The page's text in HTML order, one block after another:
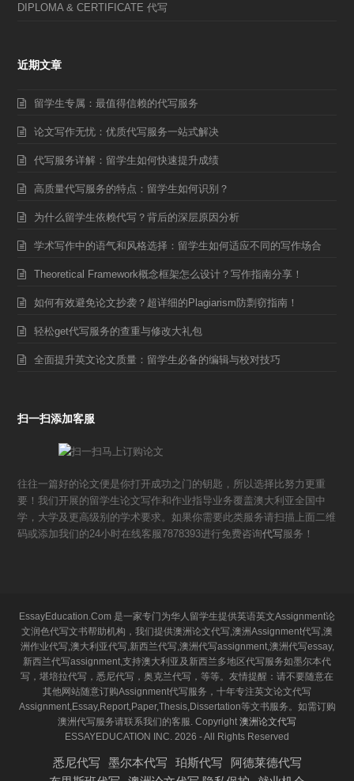
DIPLOMA & CERTIFICATE 代写
近期文章
留学生专属：最值得信赖的代写服务
论文写作无忧：优质代写服务一站式解决
代写服务详解：留学生如何快速提升成绩
高质量代写服务的特点：留学生如何识别？
为什么留学生依赖代写？背后的深层原因分析
学术写作中的语气和风格选择：留学生如何适应不同的写作场合
Theoretical Framework概念框架怎么设计？写作指南分享！
如何有效避免论文抄袭？超详细的Plagiarism防剽窃指南！
轻松get代写服务的查重与修改大礼包
全面提升英文论文质量：留学生必备的编辑与校对技巧
扫一扫添加客服
往往一篇好的论文便是你打开成功之门的钥匙，所以选择比努力更重
要！我们开展的留学生论文写作和作业指导业务覆盖澳大利亚全国中
学，大学及更高级别的学术要求。如果你需要此类服务请扫描上面二维
码或添加我们的24小时在线客服7878393进行免费咨询代写 服务！
EssayEducation.Com 是一家专门为华人留学生提供英语英文Assignment论
文润色代写文书帮助机构，我们提供澳洲论文代写,澳洲Assignment代写,澳
洲作业代写,澳大利亚代写,新西兰代写,澳洲代写assignment,澳洲代写essay,
新西兰代写assignment,支持澳大利亚及新西兰多地区代写服务如墨尔本代
写，堪培拉代写，悉尼代写，奥克兰代写，等等。友情提醒：请不要随意在
其他网站随意订购Assignment代写服务，十年专注英文论文代写
Assignment,Essay,Report,Paper,Thesis,Dissertation等文书服务。如需订购
澳洲代写服务请联系我们的客服. Copyright 澳洲论文代写
ESSAYEDUCATION INC. 2026 - All Rights Reserved
悉尼代写 墨尔本代写 珀斯代写
阿德莱德代写